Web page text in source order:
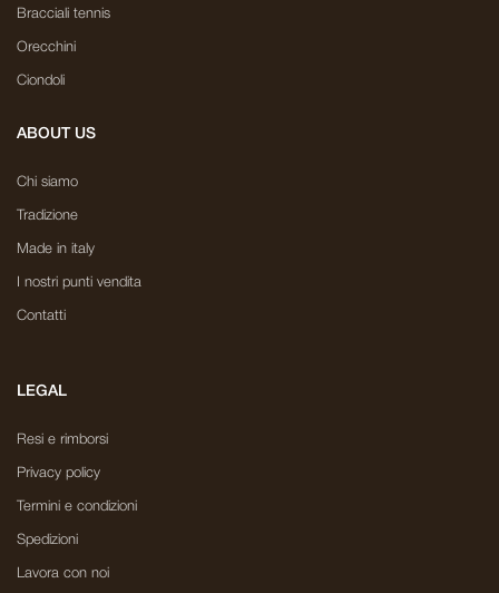
Bracciali tennis
Orecchini
Ciondoli
ABOUT US
Chi siamo
Tradizione
Made in italy
I nostri punti vendita
Contatti
LEGAL
Resi e rimborsi
Privacy policy
Termini e condizioni
Spedizioni
Lavora con noi